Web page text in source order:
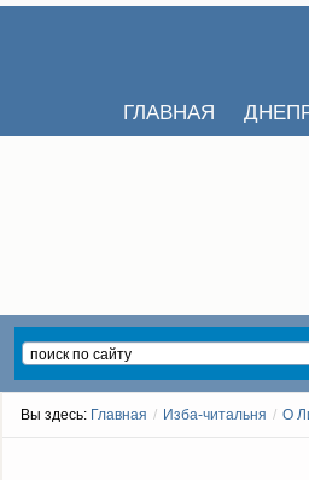
ГЛАВНАЯ
Вы здесь: Главная / Изба-читальня / О